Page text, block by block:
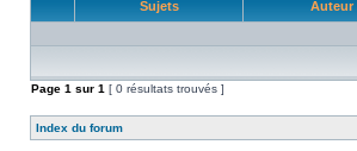
Sujets Auteur
Page 1 sur 1 [ 0 résultats trouvés ]
Index du forum